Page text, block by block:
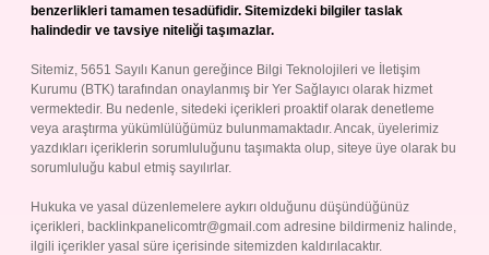
benzerlikleri tamamen tesadüfidir. Sitemizdeki bilgiler taslak
halindedir ve tavsiye niteliği taşımazlar.
Sitemiz, 5651 Sayılı Kanun gereğince Bilgi Teknolojileri ve İletişim
Kurumu (BTK) tarafından onaylanmış bir Yer Sağlayıcı olarak hizmet
vermektedir. Bu nedenle, sitedeki içerikleri proaktif olarak denetleme
veya araştırma yükümlülüğümüz bulunmamaktadır. Ancak, üyelerimiz
yazdıkları içeriklerin sorumluluğunu taşımakta olup, siteye üye olarak bu
sorumluluğu kabul etmiş sayılırlar.
Hukuka ve yasal düzenlemelere aykırı olduğunu düşündüğünüz
içerikleri, backlinkpanelicomtr@gmail.com adresine bildirmeniz halinde,
ilgili içerikler yasal süre içerisinde sitemizden kaldırılacaktır.